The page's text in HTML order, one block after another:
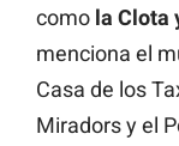
como la Clota
menciona el
Casa de los
Miradors y el